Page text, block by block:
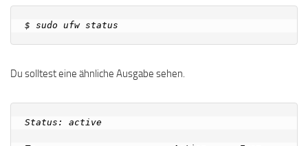
Du solltest eine ähnliche Ausgabe sehen.
Status: active